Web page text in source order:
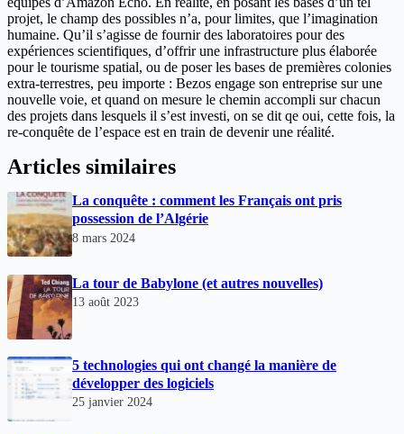
projet, le champ des possibles n’a, pour limites, que l’imagination
humaine. Qu’il s’agisse de fournir des laboratoires pour des
expériences scientifiques, d’offrir une infrastructure plus élaborée
pour le tourisme spatial, ou de poser les bases de premières colonies
extra-terrestres, peu importe : Bezos engage son entreprise sur une
nouvelle voie, et quand on mesure le chemin accompli sur chacun
des projets dans lesquels il s’est investi, on se dit qe oui, cette fois, la
re-conquête de l’espace est en train de devenir une réalité.
Articles similaires
La conquête : comment les Français ont pris
possession de l’Algérie
8 mars 2024
La tour de Babylone (et autres nouvelles)
13 août 2023
5 technologies qui ont changé la manière de
développer des logiciels
25 janvier 2024